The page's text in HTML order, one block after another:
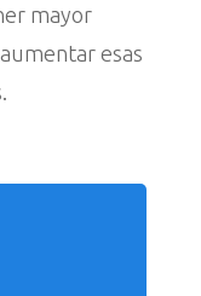
mayor
esas